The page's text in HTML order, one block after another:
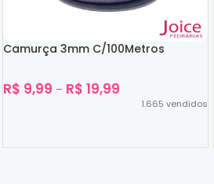
Camurça 3mm C/100Metros
R$ 9,99 – R$ 19,99
1.665 vendidos